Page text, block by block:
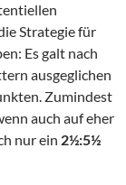
Strategie für
Es galt nach
ausgeglichen
Zumindest
auch auf eher
nur ein 2½:5½